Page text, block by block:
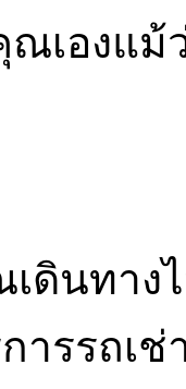
เองแม้
ดินทาง
ารรถเ